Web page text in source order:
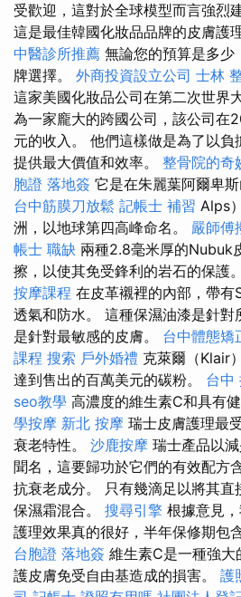
受歡迎，這對於全球模型而言強烈
這是最佳韓國化妝品品牌的皮膚護
中醫診所推薦 無論您的預算是多少
牌選擇。 外商投資設立公司 士林
這家美國化妝品公司在第二次世界
為一家龐大的跨國公司，該公司在
元的收入。 他們這樣做是為了以負
提供最大價值和效率。 整骨院的奇
胞證 落地簽 它是在朱麗葉阿爾卑
台中筋膜刀放鬆 記帳士 補習 Alps
洲，以地球第四高峰命名。 嚴師傅
帳士 職缺 兩種2.8毫米厚的Nubuk
擦，以使其免受鋒利的岩石的保護。
按摩課程 在皮革襯裡的內部，帶
透氣和防水。 這種保濕油漆是針對
是針對最敏感的皮膚。 台中體態矯
課程 搜索 戶外婚禮 克萊爾（Klair
達到售出的百萬美元的碳粉。 台中
seo教學 高濃度的維生素C和具有
學按摩 新北 按摩 瑞士皮膚護理最
衰老特性。 沙鹿按摩 瑞士產品以
聞名，這要歸功於它們的有效配方
抗衰老成分。 只有幾滴足以將其直
保濕霜混合。 搜尋引擎 根據意見，
護理效果真的很好，半年保修期包
台胞證 落地簽 維生素C是一種強
護皮膚免受自由基造成的損害。 護